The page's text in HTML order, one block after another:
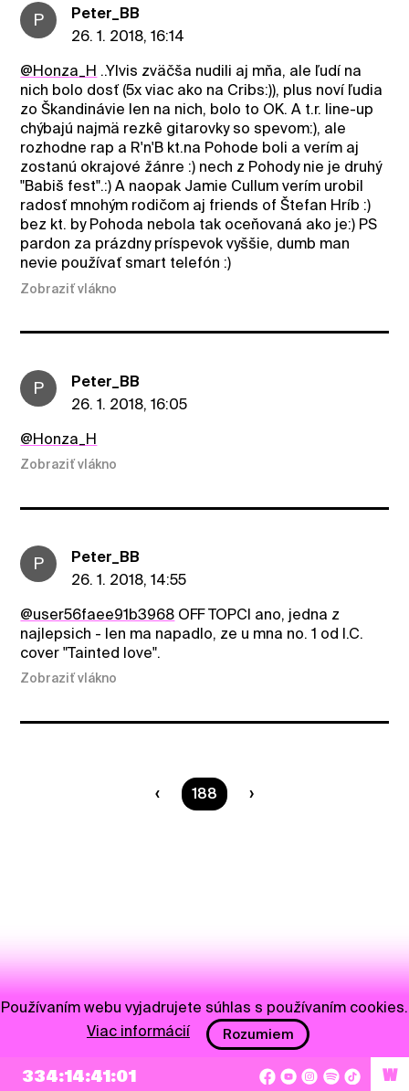
P
Peter_BB
26. 1. 2018, 16:14
@Honza_H ..Ylvis zväčša nudili aj mňa, ale ľudí na
nich bolo dosť (5x viac ako na Cribs:)), plus noví ľudia
zo Škandinávie len na nich, bolo to OK. A t.r. line-up
chýbajú najmä rezkê gitarovky so spevom:), ale
rozhodne rap a R'n'B kt.na Pohode boli a verím aj
zostanú okrajové žánre :) nech z Pohody nie je druhý
"Babiš fest".:) A naopak Jamie Cullum verím urobil
radosť mnohým rodičom aj friends of Štefan Hríb :)
bez kt. by Pohoda nebola tak oceňovaná ako je:) PS
pardon za prázdny príspevok vyššie, dumb man
nevie používať smart telefón :)
Zobraziť vlákno
P
Peter_BB
26. 1. 2018, 16:05
@Honza_H
Zobraziť vlákno
P
Peter_BB
26. 1. 2018, 14:55
@user56faee91b3968 OFF TOPCI ano, jedna z
najlepsich - len ma napadlo, ze u mna no. 1 od I.C.
cover "Tainted love".
Zobraziť vlákno
Ste na strane
188
334:14:41:01 W
Používaním webu vyjadrujete súhlas s používaním cookies.
Viac informácií
Rozumiem